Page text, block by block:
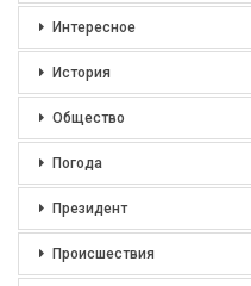
Интересное
История
Общество
Погода
Президент
Происшествия